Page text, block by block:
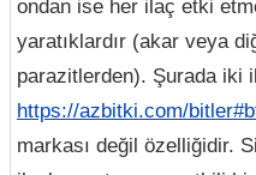
ondan ise her ilaç etki
yaratıklardır (akar veya
parazitlerden). Şurada iki
https://azbitki.com/
markası değil özelliğidir.